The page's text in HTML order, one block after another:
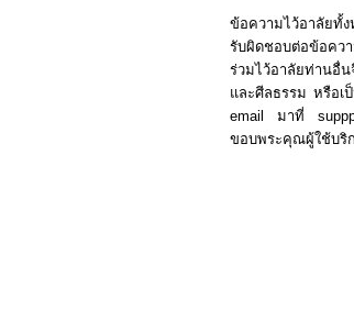
ข้อความไว้อาลัยทั้
รับผิดชอบต่อข้อคว
ร่วมไว้อาลัยท่านอื่
และศีลธรรม หรือเ
email มาที่
ขอบพระคุณผู้ใช้บริ